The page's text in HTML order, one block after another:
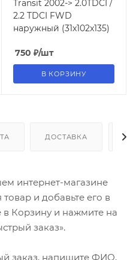
Transit 2002-> 2.0TDCI /
2.2 TDCI FWD
наружный (31x102x135)
750 ₽/шт
В КОРЗИНУ
ДОСТАВКА
интернет-магазине
и добавьте его в
в Корзину и нажмите на
заказ».
заказ, напишите ФИО,